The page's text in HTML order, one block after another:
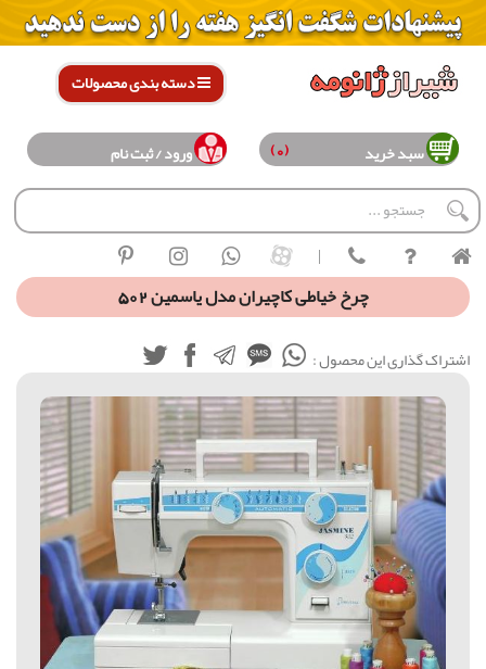
دسته بندی محصولات
سبد خرید (0) ورود / ثبت نام
|
چرخ خیاطی کاچیران مدل یاسمین 502
اشتراک گذاری این محصول :